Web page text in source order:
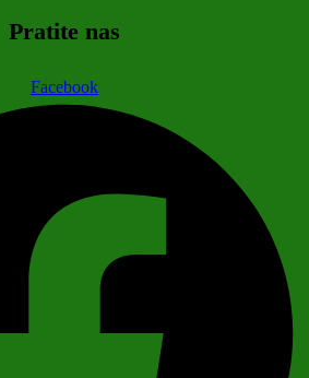
Pratite nas
Facebook